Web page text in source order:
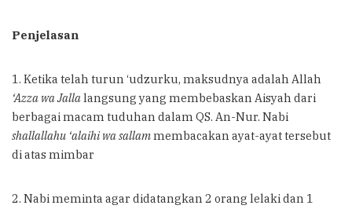
Penjelasan
1. Ketika telah turun ‘udzurku, maksudnya adalah Allah
‘Azza wa Jallalangsung yang membebaskan Aisyah dari
berbagai macam tuduhan dalam QS. An-Nur. Nabi
shallallahu ‘alaihi wa sallammembacakan ayat-ayat tersebut
di atas mimbar
2. Nabi meminta agar didatangkan 2 orang lelaki dan 1